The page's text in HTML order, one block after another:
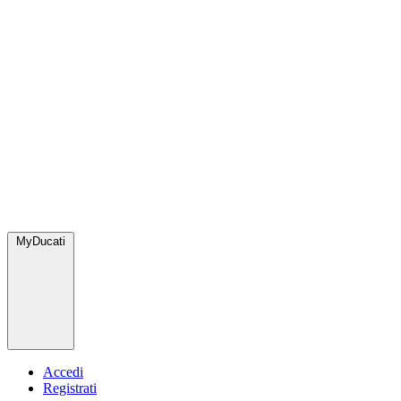
MyDucati
Accedi
Registrati